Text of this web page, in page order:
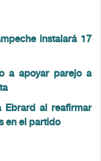
instalará 17
a apoyar parejo a
Ebrard al reafirmar
en el partido